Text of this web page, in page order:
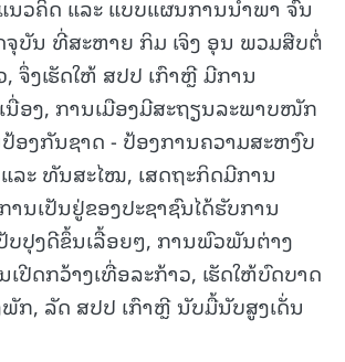
ນວຄິດ ແລະ ແບບແຜນການນໍາພາ ຈົນ
ຈຸບັນ ທີ່ສະຫາຍ ກິມ ເຈິງ ອຸນ ພວມສືບຕໍ່
ຈຶ່ງເຮັດໃຫ້ ສປປ ເກົາຫຼີ ມີການ
ນື່ອງ, ການເມືອງມີສະຖຽນລະພາບໜັກ
ອງກັນຊາດ - ປ້ອງການຄວາມສະຫງົບ
ແລະ ທັນສະໄໝ, ເສດຖະກິດມີການ
ນເປັນຢູ່ຂອງປະຊາຊົນໄດ້ຮັບການ
ບປຸງດີຂຶ້ນເລື້ອຍໆ, ການພົວພັນຕ່າງ
ເປີດກວ້າງເທື່ອລະກ້າວ, ເຮັດໃຫ້ບົດບາດ
ກ, ລັດ ສປປ ເກົາຫຼີ ນັບມື້ນັບສູງເດັ່ນ